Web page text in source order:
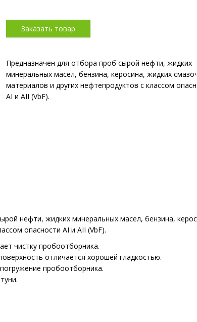
Заказать товар
Предназначен для отбора проб сырой нефти, жидких
минеральных масел, бензина, керосина, жидких
материалов и других нефтепродуктов с классом
AI и AII (VbF).
нефти, жидких минеральных масел, бензина,
опасности AI и AII (VbF).
чистку пробоотборника.
отличается хорошей гладкостью.
пробоотборника.